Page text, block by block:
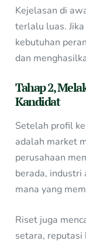
Kejelasan di
terlalu luas.
kebutuhan
dan
Tahap 2,
Kandidat
Setelah profil
adalah market
perusahaan
berada, industri
mana yang
Riset juga
setara, reputasi